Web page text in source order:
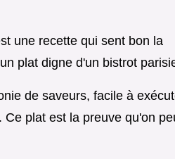
une recette qui sent bon la
plat digne d'un bistrot
de saveurs, facile à
plat est la preuve qu'on